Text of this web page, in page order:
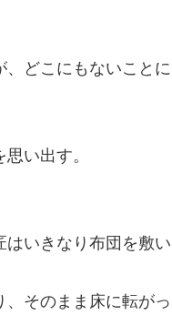
どこにもないことに
い出す。
いきなり布団を敷い
そのまま床に転がっ